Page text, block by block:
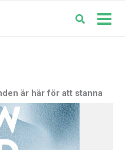
är här för att stanna